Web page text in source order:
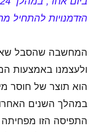
הזדמנויות להתחיל
המחשבה שהסבל
ולעצמנו באמצעות
הוא תוצר של חוסר
במהלך השנים
התפיסה הזו מפחיתה